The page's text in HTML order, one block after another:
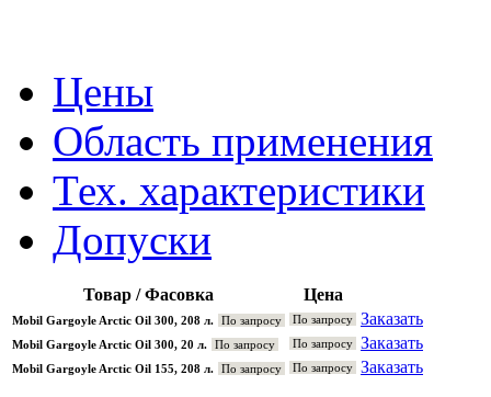
Цены
Область применения
Тех. характеристики
Допуски
Товар / Фасовка Цена
Mobil Gargoyle Arctic Oil 300, 208 л. По запросу По запросу Заказать
Mobil Gargoyle Arctic Oil 300, 20 л. По запросу По запросу Заказать
Mobil Gargoyle Arctic Oil 155, 208 л. По запросу По запросу Заказать